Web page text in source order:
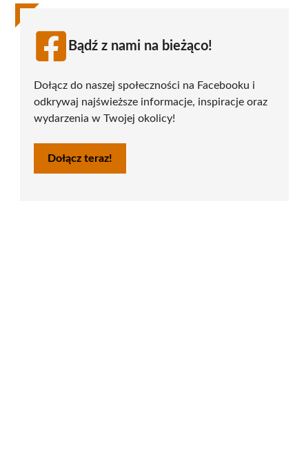
Bądź z nami na bieżąco!
Dołącz do naszej społeczności na Facebooku i
odkrywaj najświeższe informacje, inspiracje oraz
wydarzenia w Twojej okolicy!
Dołącz teraz!